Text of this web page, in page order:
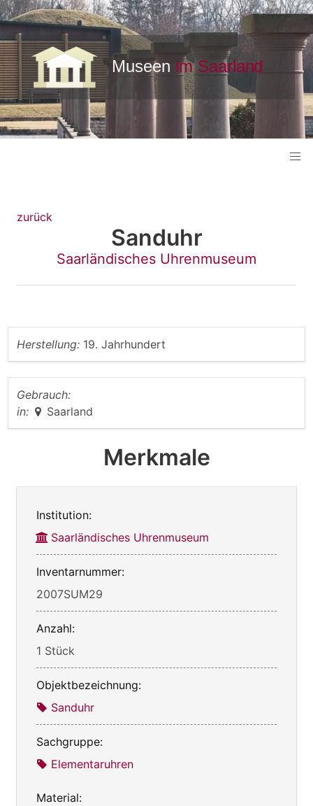
zurück
Sanduhr
Saarländisches Uhrenmuseum
Herstellung: 19. Jahrhundert
Gebrauch:
in:
Saarland
Merkmale
Institution:
Saarländisches Uhrenmuseum
Inventarnummer:
2007SUM29
Anzahl:
1 Stück
Objektbezeichnung:
Sanduhr
Sachgruppe:
Elementaruhren
Material: